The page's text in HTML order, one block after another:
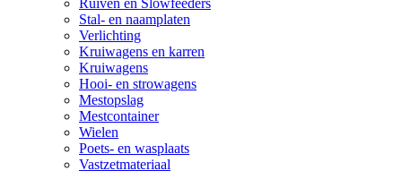
Ruiven en Slowfeeders
Stal- en naamplaten
Verlichting
Kruiwagens en karren
Kruiwagens
Hooi- en strowagens
Mestopslag
Mestcontainer
Wielen
Poets- en wasplaats
Vastzetmateriaal